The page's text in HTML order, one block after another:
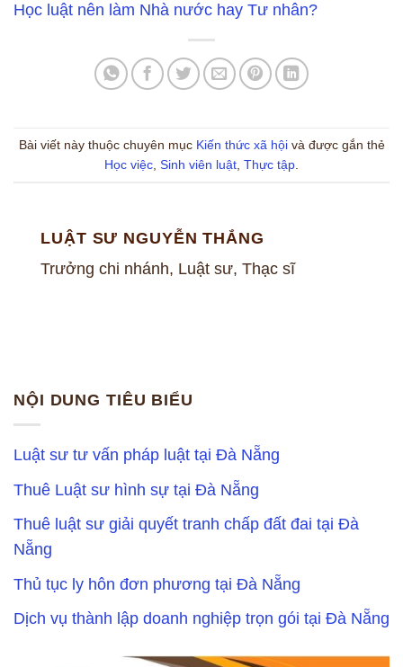
Học luật nên làm Nhà nước hay Tư nhân?
Bài viết này thuộc chuyên mục Kiến thức xã hộivà được gắn thẻ
Học việc Sinh viên luật Thực tập
LUẬT SƯ NGUYỄN THẮNG
Trưởng chi nhánh, Luật sư, Thạc sĩ
NỘI DUNG TIÊU BIỂU
Luật sư tư vấn pháp luật tại Đà Nẵng
Thuê Luật sư hình sự tại Đà Nẵng
Thuê luật sư giải quyết tranh chấp đất đai tại Đà
Nẵng
Thủ tục ly hôn đơn phương tại Đà Nẵng
Dịch vụ thành lập doanh nghiệp trọn gói tại Đà Nẵng